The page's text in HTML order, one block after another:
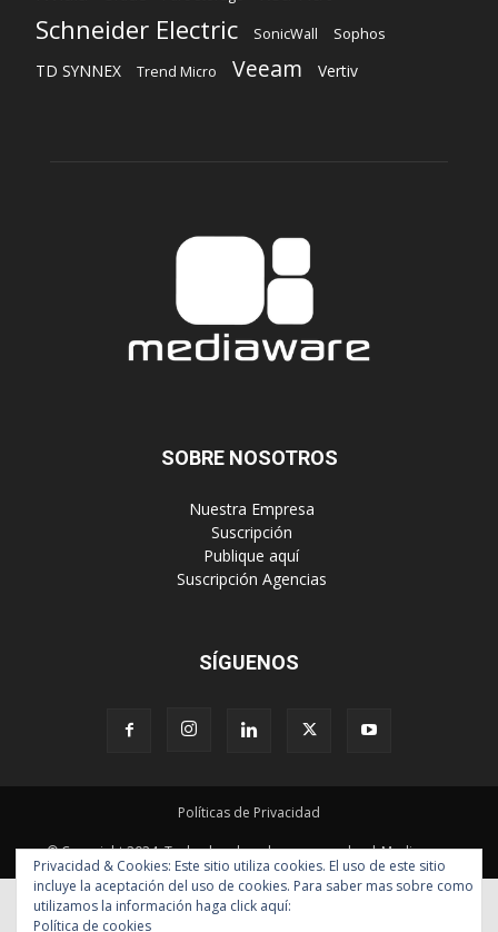
Schneider Electric SonicWall Sophos
TD SYNNEX Trend Micro Veeam Vertiv
SOBRE NOSOTROS
‎ Nuestra Empresa
‎ Suscripción
‎ Publique aquí
‎ Suscripción Agencias
SÍGUENOS
Políticas de Privacidad
© Copyright 2024, Todos los derechos reservados | Mediaware
Privacidad & Cookies: Este sitio utiliza cookies. El uso de este sitio
incluye la aceptación del uso de cookies. Para saber mas sobre como
utilizamos la información haga click aquí:
Política de cookies